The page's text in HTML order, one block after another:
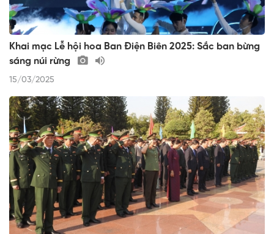
Khai mạc Lễ hội hoa Ban Điện Biên 2025: Sắc ban bừng
sáng núi rừng
15/03/2025